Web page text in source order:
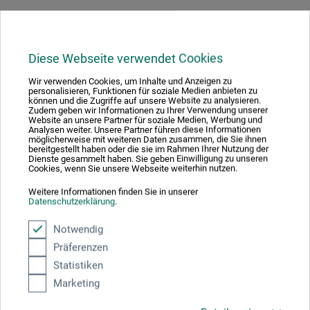
Diese Webseite verwendet Cookies
Wir verwenden Cookies, um Inhalte und Anzeigen zu
personalisieren, Funktionen für soziale Medien anbieten zu
können und die Zugriffe auf unsere Website zu analysieren.
Zudem geben wir Informationen zu Ihrer Verwendung unserer
Website an unsere Partner für soziale Medien, Werbung und
Analysen weiter. Unsere Partner führen diese Informationen
möglicherweise mit weiteren Daten zusammen, die Sie ihnen
bereitgestellt haben oder die sie im Rahmen Ihrer Nutzung der
Dienste gesammelt haben. Sie geben Einwilligung zu unseren
Cookies, wenn Sie unsere Webseite weiterhin nutzen.
Weitere Informationen finden Sie in unserer
Datenschutzerklärung.
Notwendig
Präferenzen
Statistiken
Marketing
Hersteller-Kontakt
Hier finden Sie die Kontaktdaten des Herstellers zu
diesem Produkt.
da Vinci Defet GmbH
Tillystr. 39 - 41
DE
Kunden kauften auch